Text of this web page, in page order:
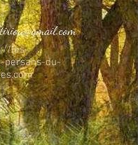
tiriou@gmail.com
les-
persans-du-